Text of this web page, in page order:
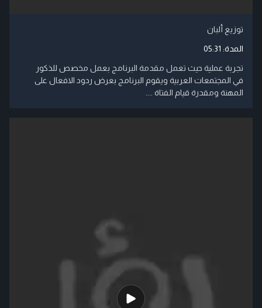
توزيع ألبان
المدة: 05:31
تجربة عملية حيث تعمل مقدمة البرنامج بعمل مخصص للذكور
في المجتمعات العربية ويقوم البرنامج بعرض ردود الافعال على
المهنة ومقدرة قيام الفتاة ....